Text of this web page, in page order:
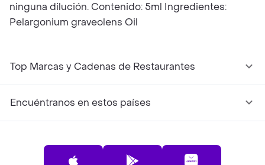
ninguna dilución. Contenido: 5ml Ingredientes:
Pelargonium graveolens Oil
Top Marcas y Cadenas de Restaurantes
Encuéntranos en estos países